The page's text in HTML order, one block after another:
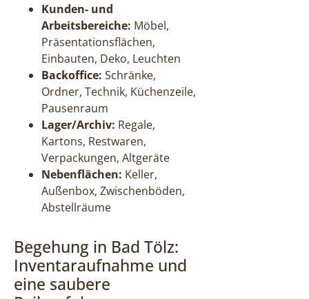
Kunden- und
Arbeitsbereiche: Möbel,
Präsentationsflächen,
Einbauten, Deko, Leuchten
Backoffice: Schränke,
Ordner, Technik, Küchenzeile,
Pausenraum
Lager/Archiv: Regale,
Kartons, Restwaren,
Verpackungen, Altgeräte
Nebenflächen: Keller,
Außenbox, Zwischenböden,
Abstellräume
Begehung in Bad Tölz:
Inventaraufnahme und
eine saubere